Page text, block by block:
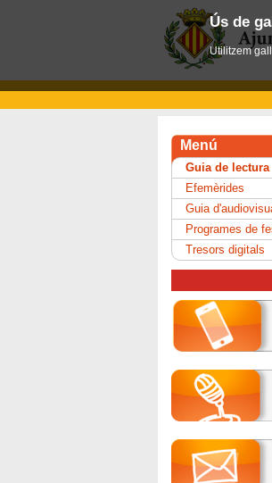
Menú
Guia de lectura
Efemèrides
Guia
Programes de
Tresors digitals
Ús de
Utilitzem